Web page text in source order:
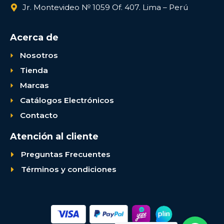
Jr. Montevideo № 1059 Of. 407. Lima – Perú
Acerca de
Nosotros
Tienda
Marcas
Catálogos Electrónicos
Contacto
Atención al cliente
Preguntas Frecuentes
Términos y condiciones